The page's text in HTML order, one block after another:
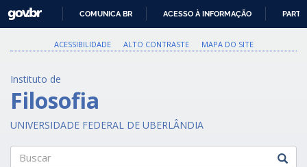
PARA
O
GOVBR
COMUNICA BR ACESSO À INFORMAÇÃO
ACESSIBILIDADE ALTO CONTRASTE MAPA DO SITE
Instituto de
Filosofia
UNIVERSIDADE FEDERAL DE UBERLÂNDIA